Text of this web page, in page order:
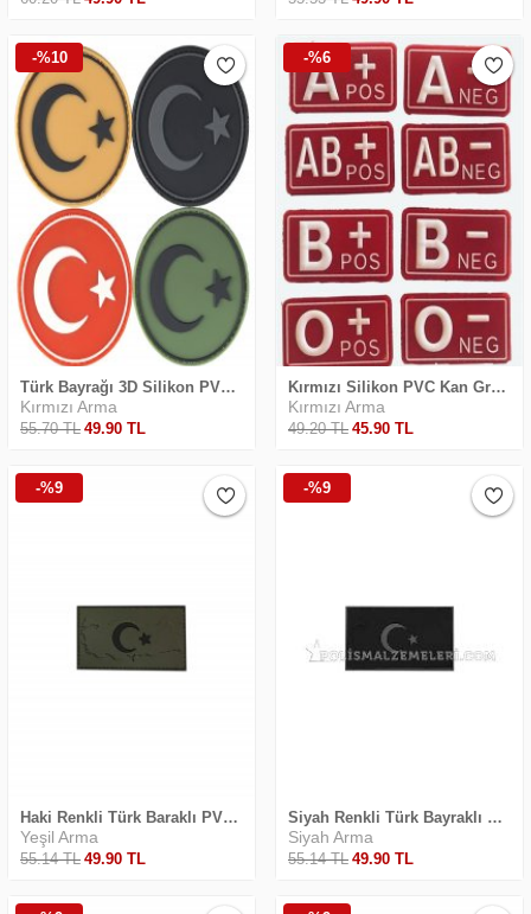
-%10
Türk Bayrağı 3D Silikon PVC Arma
Kırmızı Arma
55.70TL 49.90 TL
-%6
Kırmızı Silikon PVC Kan Grubu Arma
Kırmızı Arma
49.20TL 45.90 TL
-%9
Haki Renkli Türk Baraklı PVC Arma Cırtlı
Yeşil Arma
55.14TL 49.90 TL
-%9
Siyah Renkli Türk Bayraklı PVC Arma Cırtlı
Siyah Arma
55.14TL 49.90 TL
Merhaba! Ben Akıllı Yapay Zeka
Asistanınız. Sitemizdeki binlerce polis
malzemesi, taktik giyim ve ekipman
arasından aradığınız ürünü bulmanıza
yardımcı olabilirim. Ne aramıştınız? 👮‍♂️